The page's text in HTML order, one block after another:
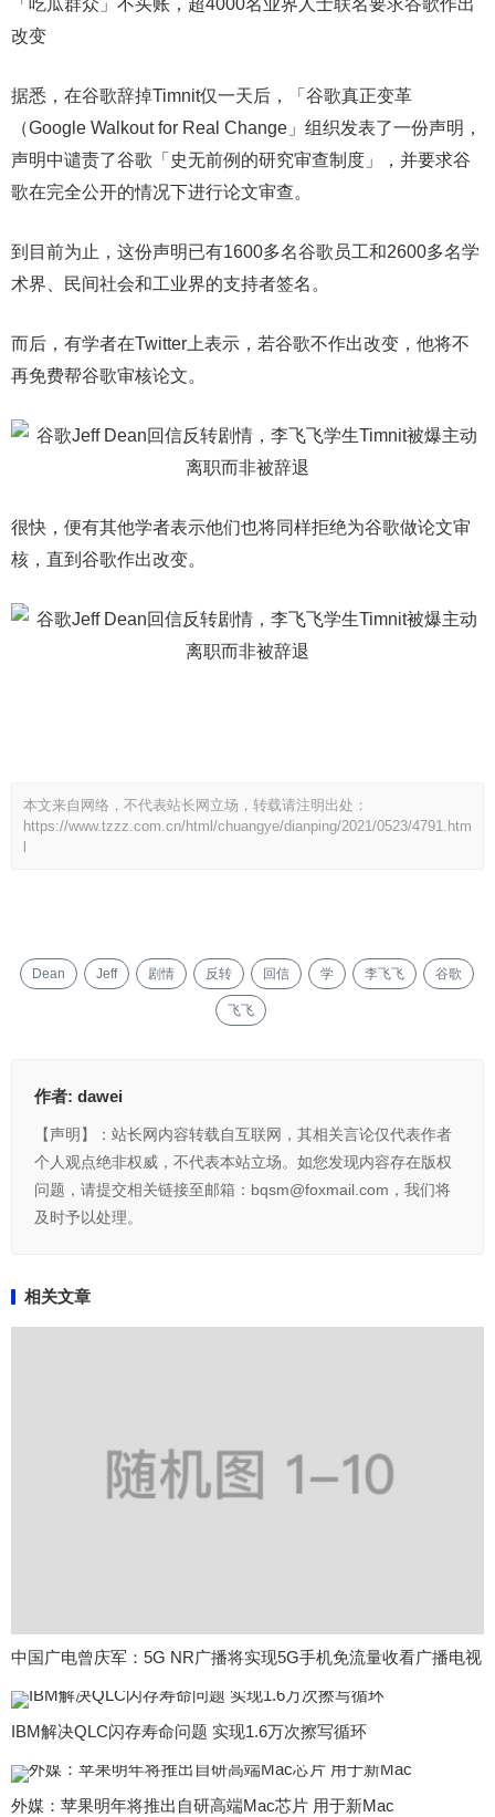
「吃瓜群众」不买账，超4000名业界人士联名要求谷歌作出
改变
据悉，在谷歌辞掉Timnit仅一天后，「谷歌真正变革
（Google Walkout for Real Change」组织发表了一份声明，
声明中谴责了谷歌「史无前例的研究审查制度」，并要求谷
歌在完全公开的情况下进行论文审查。
到目前为止，这份声明已有1600多名谷歌员工和2600多名学
术界、民间社会和工业界的支持者签名。
而后，有学者在Twitter上表示，若谷歌不作出改变，他将不
再免费帮谷歌审核论文。
很快，便有其他学者表示他们也将同样拒绝为谷歌做论文审
核，直到谷歌作出改变。
本文来自网络，不代表站长网立场，转载请注明出处：
https://www.tzzz.com.cn/html/chuangye/dianping/2021/0523/4791.htm
Dean Jeff 剧情 反转 回信 学 李飞飞 谷歌
飞飞
作者: dawei
【声明】：站长网内容转载自互联网，其相关言论仅代表作者
个人观点绝非权威，不代表本站立场。如您发现内容存在版权
问题，请提交相关链接至邮箱：bqsm@foxmail.com，我们将
及时予以处理。
相关文章
中国广电曾庆军：5G NR广播将实现5G手机免流量收看广播电视
IBM解决QLC闪存寿命问题 实现1.6万次擦写循环
外媒：苹果明年将推出自研高端Mac芯片 用于新Mac